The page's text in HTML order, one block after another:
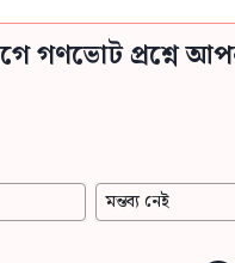
গণভোট প্রশ্নে
মন্তব্য নেই